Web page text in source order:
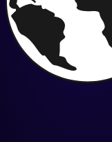
culturel dans
avec seulement
Morts. Chaque
en relief sur